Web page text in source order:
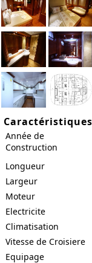
Caractéristiques
Année de
Construction
Longueur
Largeur
Moteur
Electricite
Climatisation
Vitesse de Croisiere
Equipage